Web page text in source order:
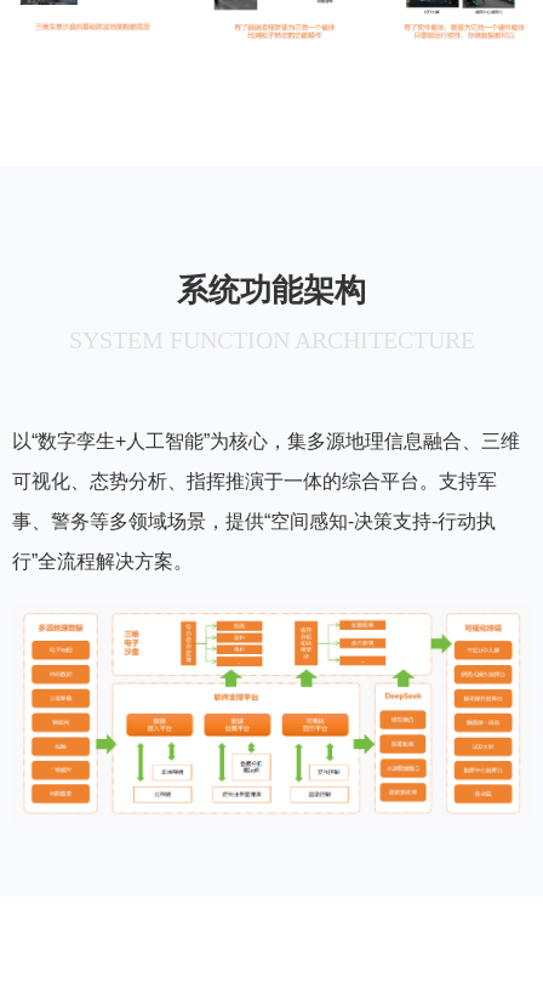
系统功能架构
SYSTEM FUNCTION ARCHITECTURE
以“数字孪生+人工智能”为核心，集多源地理信息融合、三维
可视化、态势分析、指挥推演于一体的综合平台。支持军
事、警务等多领域场景，提供“空间感知-决策支持-行动执
行”全流程解决方案。